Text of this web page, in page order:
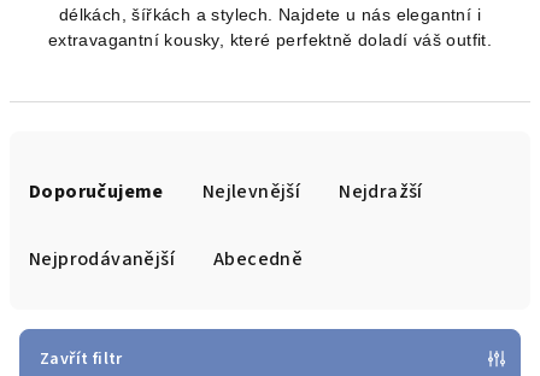
délkách, šířkách a stylech. Najdete u nás elegantní i
extravagantní kousky, které perfektně doladí váš outfit.
Doporučujeme Nejlevnější Nejdražší
Nejprodávanější Abecedně
Zavřít filtr